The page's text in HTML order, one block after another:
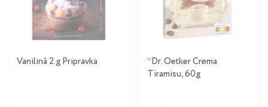
Vanilină 2 g Pripravka
*Dr. Oetker Crema
Tiramisu, 60g